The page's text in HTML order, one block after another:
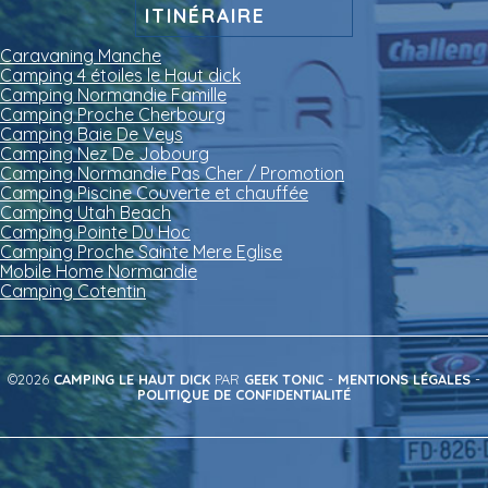
ITINÉRAIRE
Caravaning Manche
Camping 4 étoiles le Haut dick
Camping Normandie Famille
Camping Proche Cherbourg
Camping Baie De Veys
Camping Nez De Jobourg
Camping Normandie Pas Cher / Promotion
Camping Piscine Couverte et chauffée
Camping Utah Beach
Camping Pointe Du Hoc
Camping Proche Sainte Mere Eglise
Mobile Home Normandie
Camping Cotentin
©2026 CAMPING LE HAUT DICK PAR GEEK TONIC - MENTIONS LÉGALES-
POLITIQUE DE CONFIDENTIALITÉ